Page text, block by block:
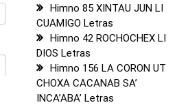
Himno 85 XINTAU JUN LI
CUAMIGO Letras
Himno 42 ROCHOCHEX LI
DIOS Letras
Himno 156 LA CORON UT
CHOXA CACANAB SA’
INCA’ABA’ Letras